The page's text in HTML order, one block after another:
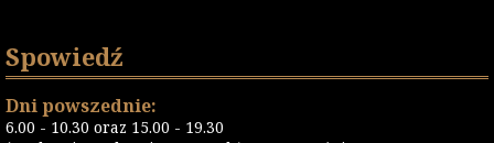
Spowiedź
Dni powszednie:
6.00 - 10.30 oraz 15.00 - 19.30